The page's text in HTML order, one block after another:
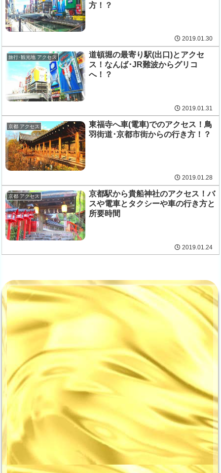
方！？
2019.01.30
旅行･観光地 アクセス
道頓堀の最寄り駅(出口)とアクセ
ス！なんば･JR難波からグリコ
へ！？
2019.01.31
京都 アクセス
東福寺へ車(電車)でのアクセス！鳥
羽街道･京都市街からの行き方！？
2019.01.28
京都 アクセス
京都駅から貴船神社のアクセス！バ
スや電車とタクシーや車の行き方と
所要時間
2019.01.24